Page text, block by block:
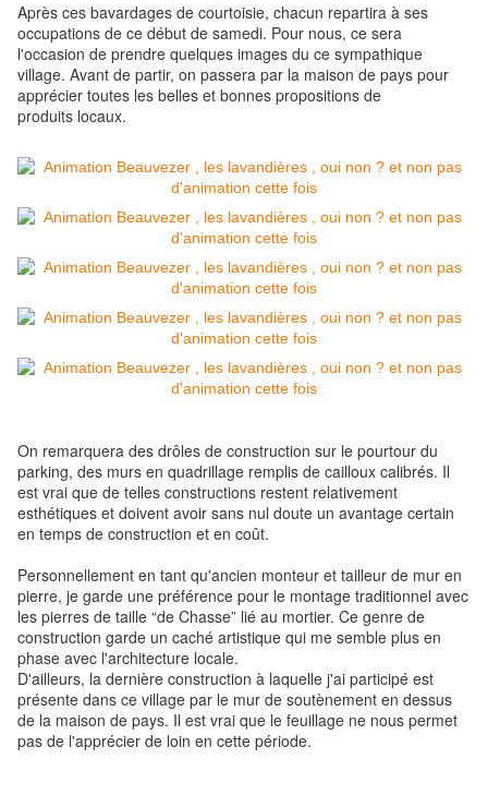
Après ces bavardages de courtoisie, chacun repartira à ses
occupations de ce début de samedi. Pour nous, ce sera
l'occasion de prendre quelques images du ce sympathique
village. Avant de partir, on passera par la maison de pays pour
apprécier toutes les belles et bonnes propositions de
produits locaux.
On remarquera des drôles de construction sur le pourtour du
parking, des murs en quadrillage remplis de cailloux calibrés. Il
est vrai que de telles constructions restent relativement
esthétiques et doivent avoir sans nul doute un avantage certain
en temps de construction et en coût.
Personnellement en tant qu'ancien monteur et tailleur de mur en
pierre, je garde une préférence pour le montage traditionnel avec
les pierres de taille “de Chasse” lié au mortier. Ce genre de
construction garde un caché artistique qui me semble plus en
phase avec l'architecture locale.
D'ailleurs, la dernière construction à laquelle j'ai participé est
présente dans ce village par le mur de soutènement en dessus
de la maison de pays. Il est vrai que le feuillage ne nous permet
pas de l'apprécier de loin en cette période.